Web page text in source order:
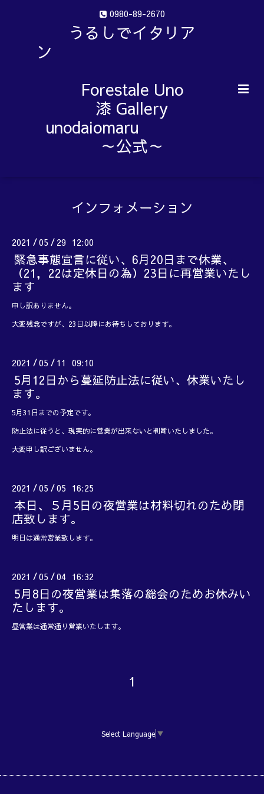
0980-89-2670
うるしでイタリア
ン
Forestale Uno
漆 Gallery
unodaiomaru
～公式～
インフォメーション
2021 /05 / 29 12:00
緊急事態宣言に従い、6月20日まで休業、
（21，22は定休日の為）23日に再営業いたし
ます
申し訳ありません。
大変残念ですが、23日以降にお待ちしております。
2021 /05 / 11 09:10
5月12日から蔓延防止法に従い、休業いたし
ます。
5月31日までの予定です。
防止法に従うと、現実的に営業が出来ないと判断いたしました。
大変申し訳ございません。
2021 /05 /05 16:25
本日、５月5日の夜営業は材料切れのため閉
店致します。
明日は通常営業致します。
2021 /05 /04 16:32
5月8日の夜営業は集落の総会のためお休みい
たします。
昼営業は通常通り営業いたします。
1
Select Language ▼